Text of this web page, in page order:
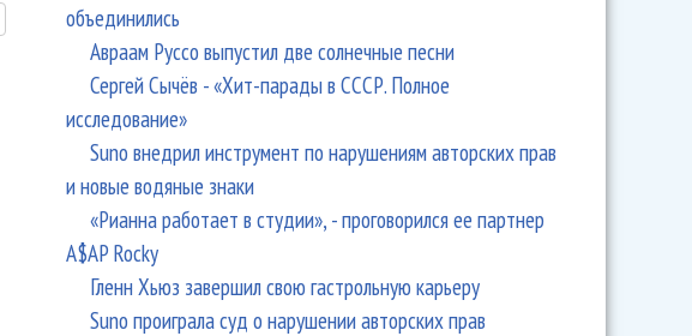
объединились
Авраам Руссо выпустил две солнечные песни
Сергей Сычёв - «Хит-парады в СССР. Полное
исследование»
Suno внедрил инструмент по нарушениям авторских прав
и новые водяные знаки
«Рианна работает в студии», - проговорился ее партнер
A$AP Rocky
Гленн Хьюз завершил свою гастрольную карьеру
Suno проиграла суд о нарушении авторских прав